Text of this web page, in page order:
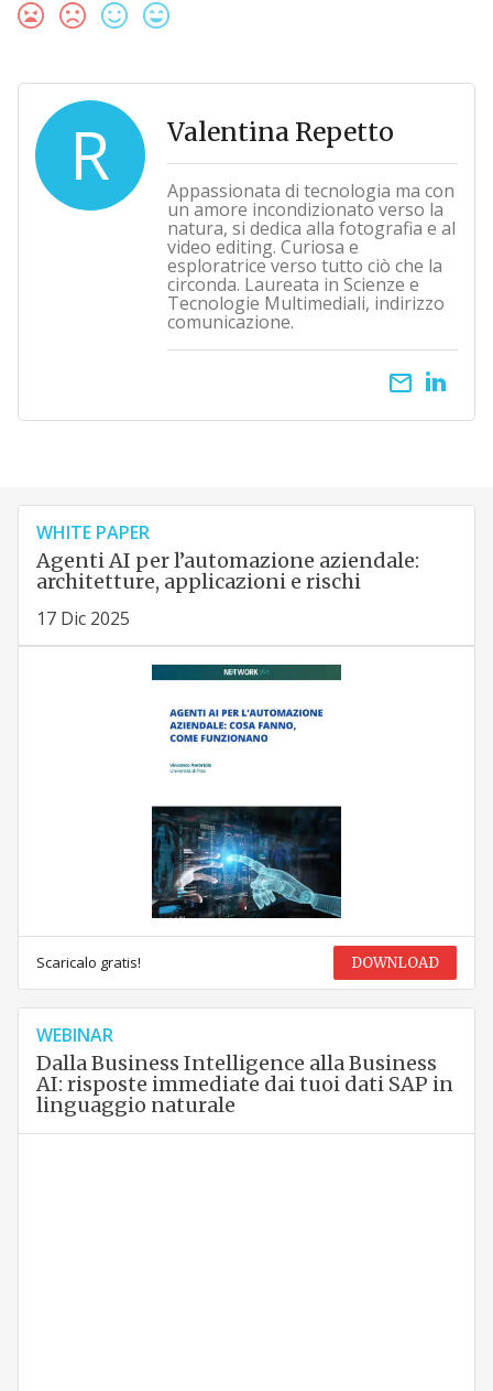
R Valentina Repetto
Appassionata di tecnologia ma con
un amore incondizionato verso la
natura, si dedica alla fotografia e al
video editing. Curiosa e
esploratrice verso tutto ciò che la
circonda. Laureata in Scienze e
Tecnologie Multimediali, indirizzo
comunicazione.
email
WHITE PAPER
Agenti AI per l’automazione aziendale:
architetture, applicazioni e rischi
17 Dic 2025
Scaricalo gratis! DOWNLOAD
WEBINAR
Dalla Business Intelligence alla Business
AI: risposte immediate dai tuoi dati SAP in
linguaggio naturale